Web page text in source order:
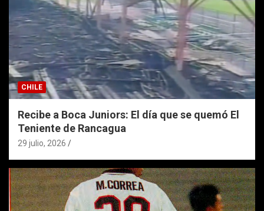
CHILE
Recibe a Boca Juniors: El día que se quemó El
Teniente de Rancagua
29 julio, 2026